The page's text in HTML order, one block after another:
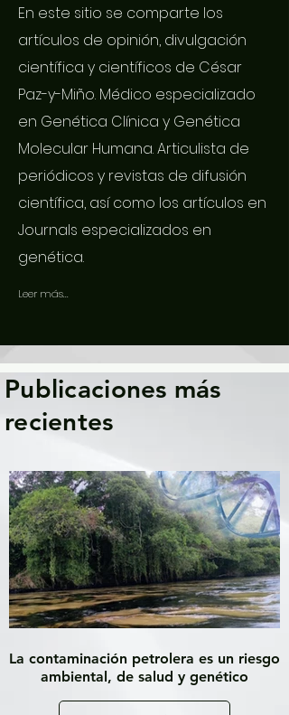
En este sitio se comparte los
artículos de opinión, divulgación
científica y científicos de César
Paz-y-Miño. Médico especializado
en Genética Clínica y Genética
Molecular Humana. Articulista de
periódicos y revistas de difusión
científica, así como los artículos en
Journals especializados en
genética.
Leer más...
Publicaciones más
recientes
La contaminación petrolera es un riesgo
ambiental, de salud y genético